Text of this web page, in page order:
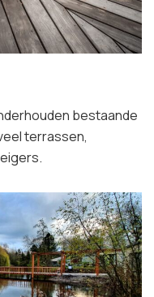
bestaande
terrassen,